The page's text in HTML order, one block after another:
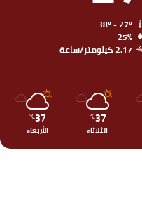
25%
2.17 كيلومتر/ساعة
37
℃
الثلاثاء
37
℃
الأربعاء